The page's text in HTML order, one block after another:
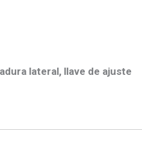
lateral, llave de ajuste